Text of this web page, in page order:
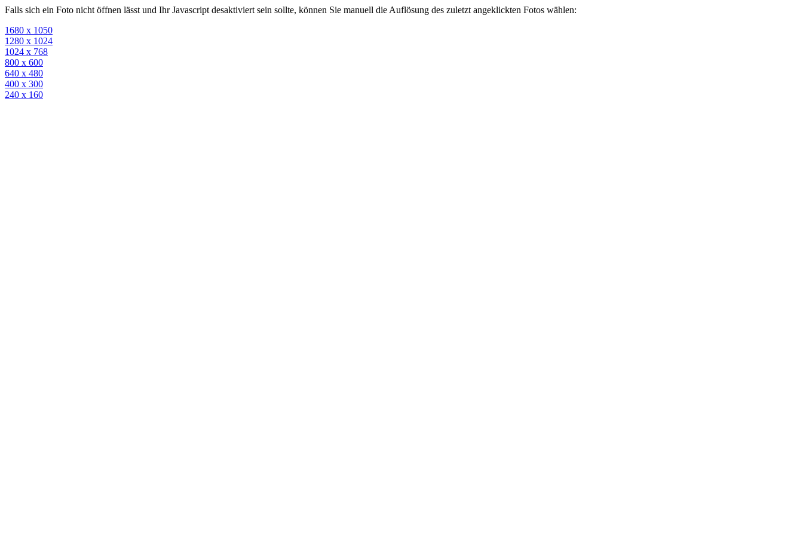
Falls sich ein Foto nicht öffnen lässt und Ihr Javascript desaktiviert sein sollte, können Sie manuell die Auflösung des zuletzt angeklickten Fotos wählen:
1680 x 1050
1280 x 1024
1024 x 768
800 x 600
640 x 480
400 x 300
240 x 160